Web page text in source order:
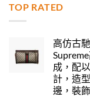
TOP RATED
高仿古
成，配
計，造
邊，裝